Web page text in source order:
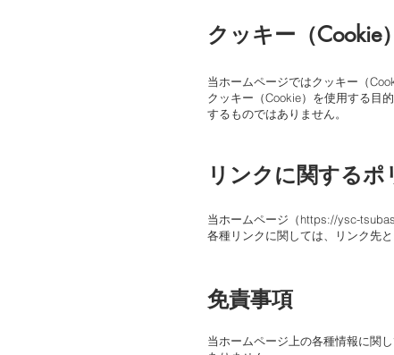
クッキー（Cookie
当ホームページではクッキー（
クッキー（Cookie）を使用する目
するものではありません。
リンクに関するポ
当ホームページ（https://ysc-
各種リンクに関しては、リンク先
免責事項
当ホームページ上の各種情報に関